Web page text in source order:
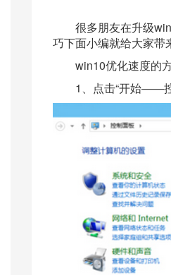
很多朋友在升级
巧下面小编就给大家
win10优化速度的
1、点击“开始——控